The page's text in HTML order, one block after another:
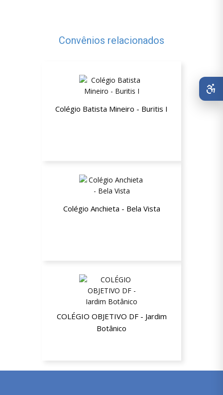
Convênios relacionados
Colégio Batista Mineiro - Buritis I
Colégio Anchieta - Bela Vista
COLÉGIO OBJETIVO DF - Jardim
Botânico